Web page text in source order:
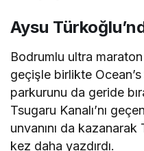
Aysu
Bodrumlu ultra
geçişle birlikte Ocean’s
parkurunu da geride
Tsugaru Kanalı’nı
unvanını da kazanarak
kez daha yazdırdı.